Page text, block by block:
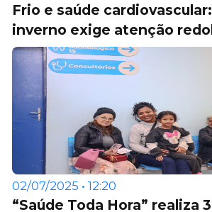
Frio e saúde
inverno exige atenção
02/07/2025 • 12:20
“Saúde Toda Hora” realiza